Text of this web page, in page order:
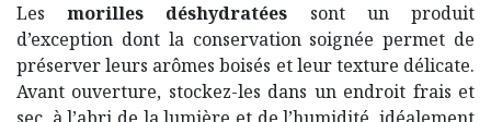
Lesmorilles déshydratées sont un produit
d’exception dont la conservation soignée permet de
préserver leurs arômes boisés et leur texture délicate.
Avant ouverture, stockez-les dans un endroit frais et